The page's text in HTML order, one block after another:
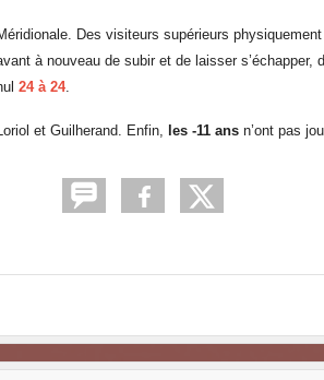
Des visiteurs supérieurs
à nouveau de subir et de laisser
24 à 24
et Guilherand. Enfin, les -11 ans n’ont pas